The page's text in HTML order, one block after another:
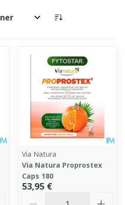
Via Natura
Via Natura Proprostex
Caps 180
53,95 €